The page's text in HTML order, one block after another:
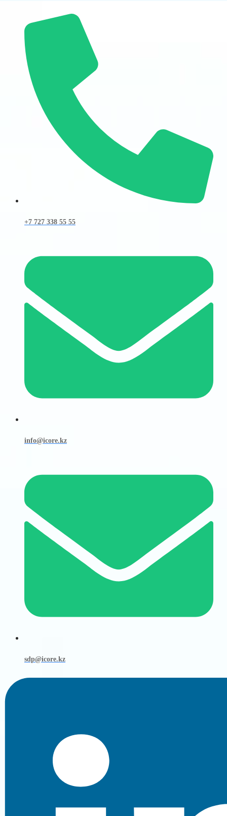
+7 727 338 55 55
info@icore.kz
sdp@icore.kz